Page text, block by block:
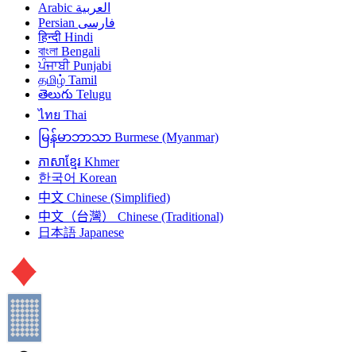
العربية Arabic
فارسی Persian
हिन्दी Hindi
বাংলা Bengali
ਪੰਜਾਬੀ Punjabi
தமிழ் Tamil
తెలుగు Telugu
ไทย Thai
မြန်မာဘာသာ Burmese (Myanmar)
ភាសាខ្មែរ Khmer
한국어 Korean
中文 Chinese (Simplified)
中文（台灣）
Chinese (Traditional)
日本語 Japanese